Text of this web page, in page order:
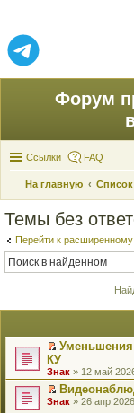
Форум
Ссылки FAQ
На главную
Темы без
Перейти к расширенному
П
е
р
е
й
Уменьшения
КУ
Знак » 12 май
П
Знак » 26 апр